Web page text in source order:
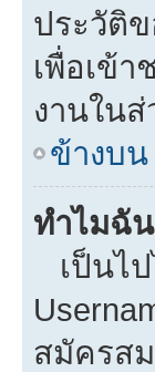
ประวัติ
เพื่อเข้
งานใน
ข้างบน
ทำไมฉั
เป็นไ
สมัครส